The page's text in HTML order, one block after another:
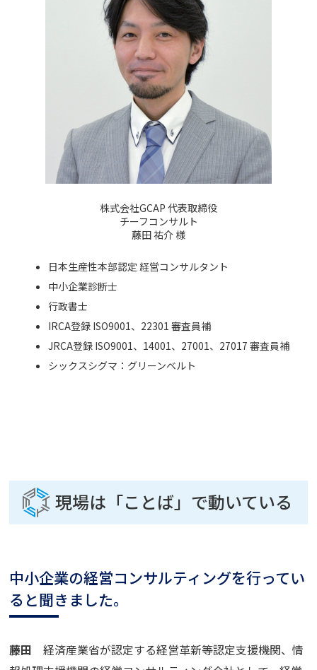
株式会社GCAP 代表取締役
チーフコンサルト
藤田 祐介 様
日本生産性本部認定 経営コンサルタント
中小企業診断士
行政書士
IRCA登録 ISO9001、22301 審査員補
JRCA登録 ISO9001、14001、27001、27017 審査員補
シックスシグマ：グリーンベルト
現場は「ことば」で動いている
中小企業の経営コンサルティングを行ってい
ると聞きました。
藤田経済産業省が認定する経営革新等認定支援機関、情